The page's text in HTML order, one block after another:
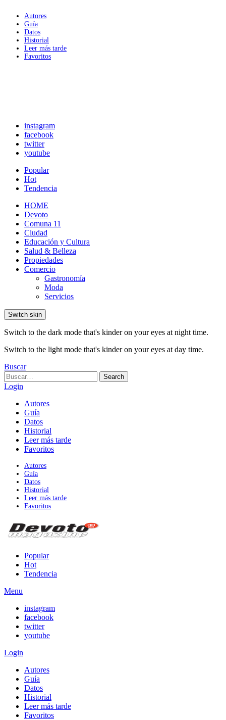
Autores
Guía
Datos
Historial
Leer más tarde
Favoritos
instagram
facebook
twitter
youtube
Popular
Hot
Tendencia
HOME
Devoto
Comuna 11
Ciudad
Educación y Cultura
Salud & Belleza
Propiedades
Comercio
Gastronomía
Moda
Servicios
Switch skin
Switch to the dark mode that's kinder on your eyes at night time.
Switch to the light mode that's kinder on your eyes at day time.
Buscar
Search
for:
Search
Login
Autores
Guía
Datos
Historial
Leer más tarde
Favoritos
Autores
Guía
Datos
Historial
Leer más tarde
Favoritos
Popular
Hot
Tendencia
Menu
instagram
facebook
twitter
youtube
Login
Autores
Guía
Datos
Historial
Leer más tarde
Favoritos